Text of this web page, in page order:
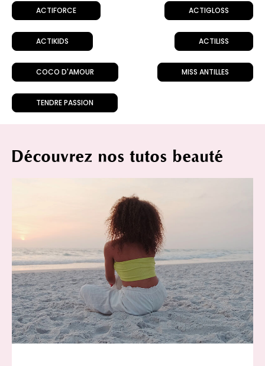
ACTIFORCE ACTIGLOSS
ACTIKIDS ACTILISS
COCO D'AMOUR MISS ANTILLES
TENDRE PASSION
Découvrez nos tutos beauté